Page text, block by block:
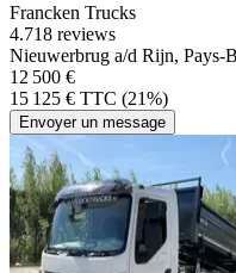
Francken Trucks
4.718 reviews
Nieuwerbrug a/d Rijn, Pays-
12 500 €
15 125 € TTC (21%)
Envoyer un message